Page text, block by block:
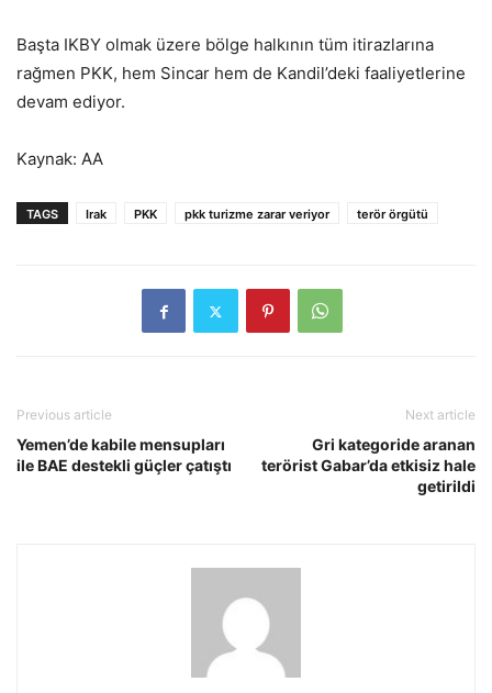
Başta IKBY olmak üzere bölge halkının tüm itirazlarına
rağmen PKK, hem Sincar hem de Kandil’deki faaliyetlerine
devam ediyor.
Kaynak: AA
TAGS Irak PKK pkk turizme zarar veriyor terör örgütü
Previous article
Yemen’de kabile mensupları
ile BAE destekli güçler çatıştı
Next article
Gri kategoride aranan
terörist Gabar’da etkisiz hale
getirildi